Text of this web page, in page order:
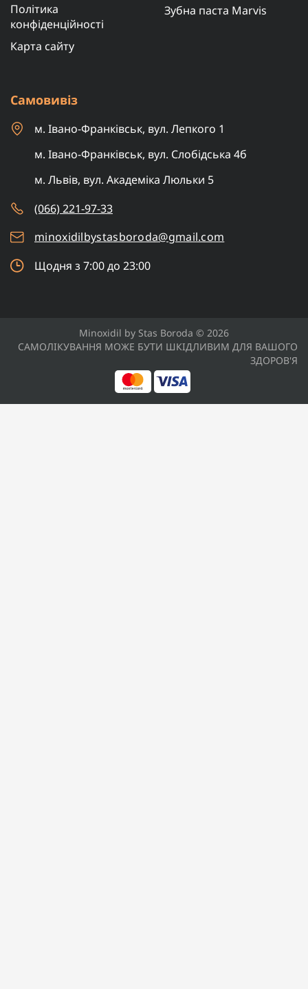
Політика
конфіденційності
Карта сайту
Зубна паста Marvis
Самовивіз
м. Івано-Франківськ, вул. Лепкого 1
м. Івано-Франківськ, вул. Слобідська 4б
м. Львів, вул. Академіка Люльки 5
(066) 221-97-33
minoxidilbystasboroda@gmail.com
Щодня з 7:00 до 23:00
Minoxidil by Stas Boroda © 2026
САМОЛІКУВАННЯ МОЖЕ БУТИ ШКІДЛИВИМ ДЛЯ ВАШОГО
ЗДОРОВ'Я